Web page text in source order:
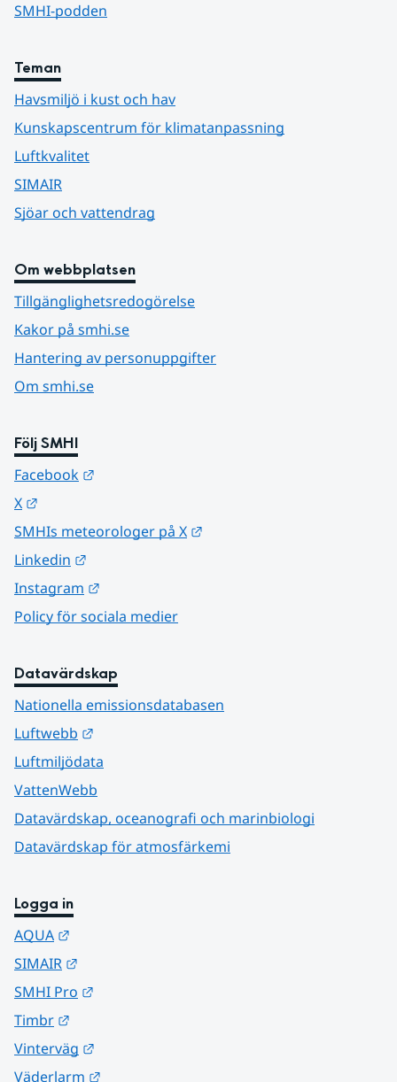
SMHI-podden
Teman
Havsmiljö i kust och hav
Kunskapscentrum för klimatanpassning
Luftkvalitet
SIMAIR
Sjöar och vattendrag
Om webbplatsen
Tillgänglighetsredogörelse
Kakor på smhi.se
Hantering av personuppgifter
Om smhi.se
Följ SMHI
Facebook
X
SMHIs meteorologer på X
Linkedin
Instagram
Policy för sociala medier
Datavärdskap
Nationella emissionsdatabasen
Luftwebb
Luftmiljödata
VattenWebb
Datavärdskap, oceanografi och marinbiologi
Datavärdskap för atmosfärkemi
Logga in
AQUA
SIMAIR
SMHI Pro
Timbr
Vinterväg
Väderlarm